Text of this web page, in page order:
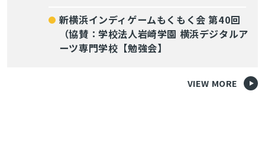
新横浜インディゲームもくもく会 第40回
（協賛：学校法人岩崎学園 横浜デジタルア
ーツ専門学校【勉強会】
VIEW MORE